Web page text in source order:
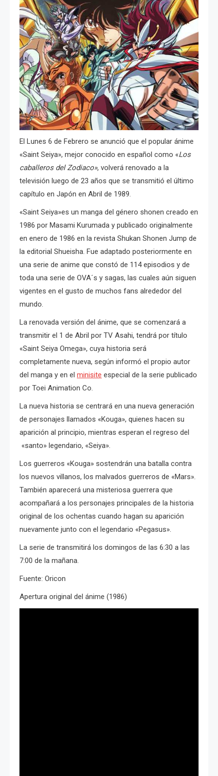
El Lunes 6 de Febrero se anunció que el popular ánime
«Saint Seiya», mejor conocido en español como «Los
caballeros del Zodiaco», volverá renovado a la
televisión luego de 23 años que se transmitió el último
capítulo en Japón en Abril de 1989.
«Saint Seiya»es un manga del género shonen creado en
1986 por Masami Kurumada y publicado originalmente
en enero de 1986 en la revista Shukan Shonen Jump de
la editorial Shueisha. Fue adaptado posteriormente en
una serie de anime que constó de 114 episodios y de
toda una serie de OVA´s y sagas, las cuales aún siguen
vigentes en el gusto de muchos fans alrededor del
mundo.
La renovada versión del ánime, que se comenzará a
transmitir el 1 de Abril por TV Asahi, tendrá por título
«Saint Seiya Omega», cuya historia será
completamente nueva, según informó el propio autor
del manga y en el minisite especial de la serie publicado
por Toei Animation Co.
La nueva historia se centrará en una nueva generación
de personajes llamados «Kouga», quienes hacen su
aparición al principio, mientras esperan el regreso del
«santo» legendario, «Seiya».
Los guerreros «Kouga» sostendrán una batalla contra
los nuevos villanos, los malvados guerreros de «Mars».
También aparecerá una misteriosa guerrera que
acompañará a los personajes principales de la historia
original de los ochentas cuando hagan su aparición
nuevamente junto con el legendario «Pegasus».
La serie de transmitirá los domingos de las 6:30 a las
7:00 de la mañana.
Fuente: Oricon
Apertura original del ánime (1986)